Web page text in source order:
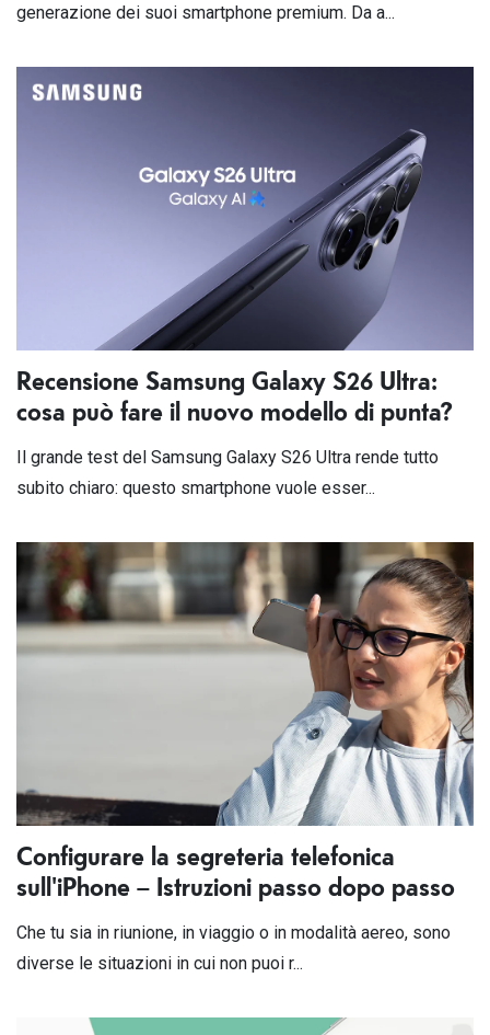
generazione dei suoi smartphone premium. Da a...
Recensione Samsung Galaxy S26 Ultra:
cosa può fare il nuovo modello di punta?
Il grande test del Samsung Galaxy S26 Ultra rende tutto
subito chiaro: questo smartphone vuole esser...
Configurare la segreteria telefonica
sull'iPhone – Istruzioni passo dopo passo
Che tu sia in riunione, in viaggio o in modalità aereo, sono
diverse le situazioni in cui non puoi r...